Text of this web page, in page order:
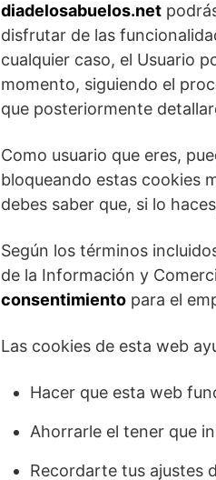
diadelosabuelos.net
disfrutar de las
cualquier caso, el Usuario
momento, siguiendo el
que posteriormente
Como usuario que eres,
bloqueando estas cookies
debes saber que, si lo
Según los términos
de la Información y
consentimiento para el
Las cookies de esta web
Hacer que esta web
Ahorrarle el tener que
Recordarte tus ajustes